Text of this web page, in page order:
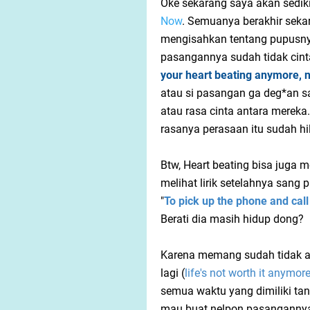
Oke sekarang saya akan
Now. Semuanya berakhir
mengisahkan tentang
pasangannya sudah tidak
your heart beating anymore,
atau si pasangan ga deg*an
atau rasa cinta antara
rasanya perasaan itu sudah
Btw, Heart beating bisa juga
melihat lirik setelahnya sang
"To pick up the phone and
Berati dia masih hidup dong?
Karena memang sudah tidak
lagi (life's not worth it anymore
semua waktu yang dimiliki